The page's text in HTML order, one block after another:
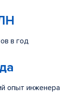
в год
опыт инженера